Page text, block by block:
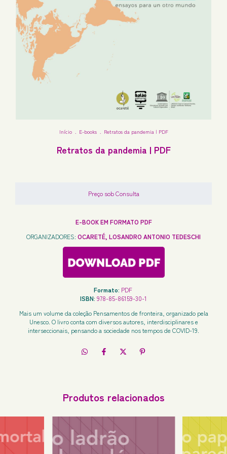
Início . E-books . Retratos da pandemia | PDF
Retratos da pandemia | PDF
E-BOOK EM FORMATO PDF
ORGANIZADORES: OCARETÉ, LOSANDRO ANTONIO TEDESCHI
Formato: PDF
ISBN: 978-85-86159-30-1
Mais um volume da coleção Pensamentos de fronteira, organizado pela
Unesco. O livro conta com diversos autores, interdisciplinares e
interseccionais, pensando a sociedade nos tempos de COVID-19.
Produtos relacionados